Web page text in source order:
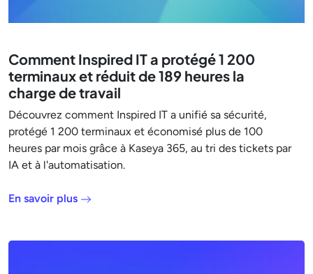
Comment Inspired IT a protégé 1 200
terminaux et réduit de 189 heures la
charge de travail
Découvrez comment Inspired IT a unifié sa sécurité,
protégé 1 200 terminaux et économisé plus de 100
heures par mois grâce à Kaseya 365, au tri des tickets par
IA et à l'automatisation.
En savoir plus